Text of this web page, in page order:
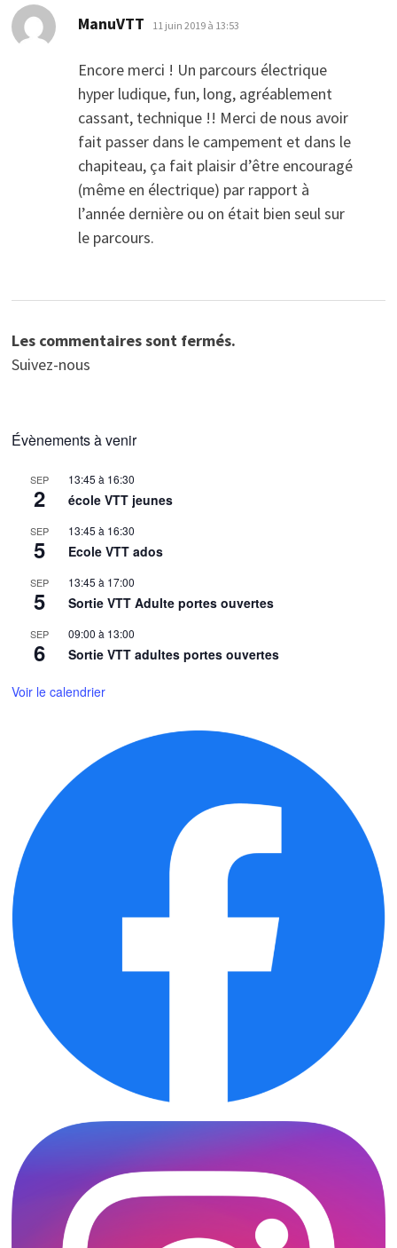
ManuVTT dit :
11 juin 2019 à 13:53
Encore merci ! Un parcours électrique
hyper ludique, fun, long, agréablement
cassant, technique !! Merci de nous avoir
fait passer dans le campement et dans le
chapiteau, ça fait plaisir d’être encouragé
(même en électrique) par rapport à
l’année dernière ou on était bien seul sur
le parcours.
Les commentaires sont fermés.
Suivez-nous
Évènements à venir
SEP
2
13:45 à 16:30
école VTT jeunes
SEP
5
13:45 à 16:30
Ecole VTT ados
SEP
5
13:45 à 17:00
Sortie VTT Adulte portes ouvertes
SEP
6
09:00 à 13:00
Sortie VTT adultes portes ouvertes
Voir le calendrier